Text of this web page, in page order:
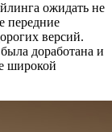
ожидать не
передние
версий.
доработана и
широкой